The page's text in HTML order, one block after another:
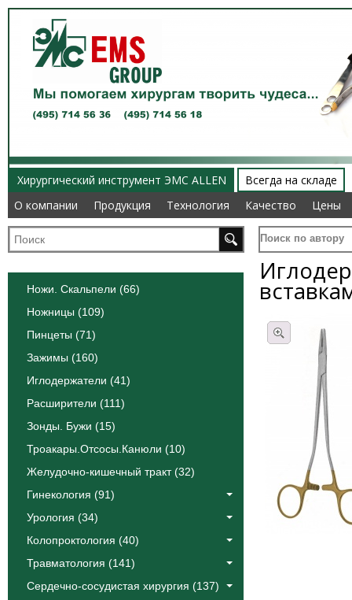
Хирургический инструмент ЭМС ALLEN
О компании
Продукция Технология Качество Цены
Всегда на складе
О компании
Продукция Технология Качество Цены
Поиск по автору
Ножи. Скальпели (66)
Ножницы (109)
Пинцеты (71)
Зажимы (160)
Иглодержатели (41)
Расширители (111)
Зонды. Бужи (15)
Троакары.Отсосы.Канюли (10)
Желудочно-кишечный тракт (32)
Гинекология (91)
Урология (34)
Колопроктология (40)
Травматология (141)
Сердечно-сосудистая хирургия (137)